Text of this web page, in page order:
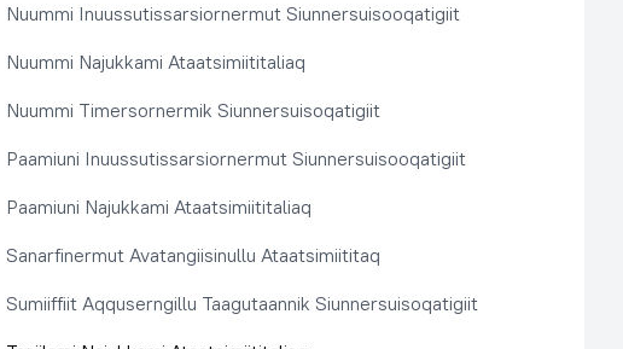
Nuummi Inuussutissarsiornermut Siunnersuisooqatigiit
Nuummi Najukkami Ataatsimiititaliaq
Nuummi Timersornermik Siunnersuisoqatigiit
Paamiuni Inuussutissarsiornermut Siunnersuisooqatigiit
Paamiuni Najukkami Ataatsimiititaliaq
Sanarfinermut Avatangiisinullu Ataatsimiititaq
Sumiiffiit Aqquserngillu Taagutaannik Siunnersuisoqatigiit